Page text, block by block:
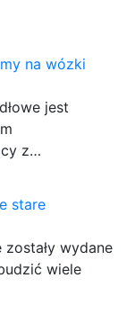
na wózki
jest
z…
stare
wydane
wiele